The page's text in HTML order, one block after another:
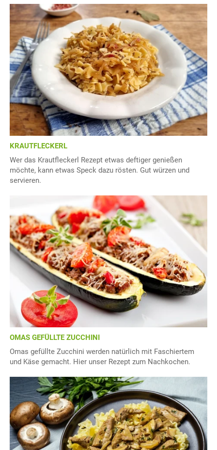
KRAUTFLECKERL
Wer das Krautfleckerl Rezept etwas deftiger genießen
möchte, kann etwas Speck dazu rösten. Gut würzen und
servieren.
OMAS GEFÜLLTE ZUCCHINI
Omas gefüllte Zucchini werden natürlich mit Faschiertem
und Käse gemacht. Hier unser Rezept zum Nachkochen.